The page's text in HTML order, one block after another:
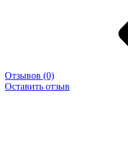
Отзывов (0)
Оставить отзыв